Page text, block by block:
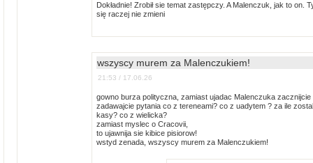
Dokładnie! Zrobił sie temat zastępczy. A Malenczuk, jak to
się raczej nie zmieni
wszyscy murem za Malenczukiem!
21:53 / 17.06.26
gowno burza polityczna, zamiast ujadac Malenczuka
zadawajcie pytania co z tereneami? co z uadytem ? za ile
kasy? co z wielicka?
zamiast myslec o Cracovii,
to ujawnija sie kibice pisiorow!
wstyd zenada, wszyscy murem za Malenczukiem!